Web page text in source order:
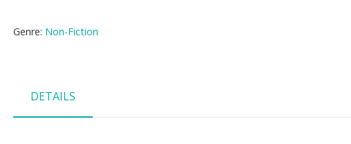
Genre: Non-Fiction
DETAILS